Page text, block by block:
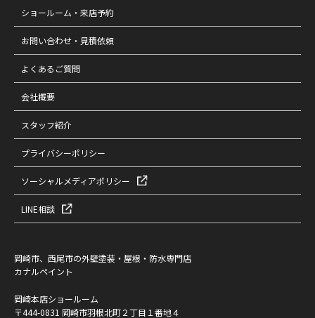
ショールーム・来店予約
お問い合わせ・見積依頼
よくあるご質問
会社概要
スタッフ紹介
プライバシーポリシー
ソーシャルメディアポリシー
LINE相談
岡崎市、西尾市の外壁塗装・屋根・防水専門店
カナルペイント
岡崎本店ショールーム
〒444-0831 岡崎市羽根北町２丁目１番地４